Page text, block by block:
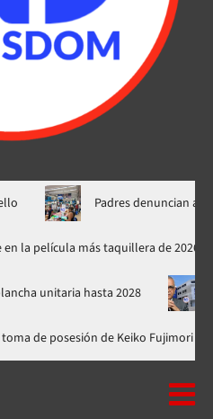
Padres denuncian alza precios de
se convierte en la película más
2028 Carlos Gabriel
no fue a la toma de posesión de